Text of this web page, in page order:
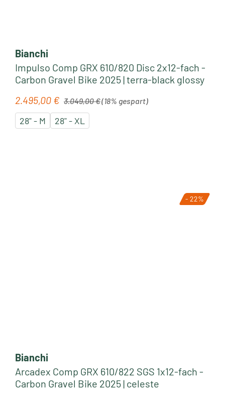
Bianchi
Impulso Comp GRX 610/820 Disc 2x12-fach -
Carbon Gravel Bike 2025 | terra-black glossy
Verkaufspreis:
2.495,00 € Regulärer Preis:
3.049,00 €(18% gespart)
28" - M 28" - XL
- 22%
Bianchi
Arcadex Comp GRX 610/822 SGS 1x12-fach -
Carbon Gravel Bike 2025 | celeste